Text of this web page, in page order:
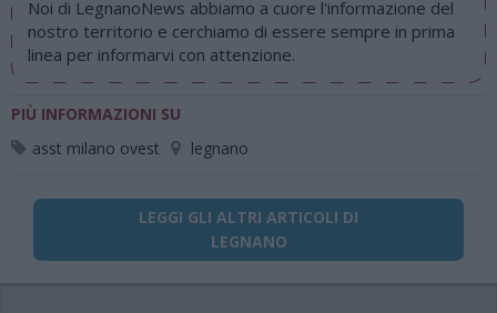
Noi di LegnanoNews abbiamo a cuore l'informazione del
nostro territorio e cerchiamo di essere sempre in prima
linea per informarvi con attenzione.
PIÙ INFORMAZIONI SU
asst milano ovest
legnano
LEGGI GLI ALTRI ARTICOLI DI
LEGNANO